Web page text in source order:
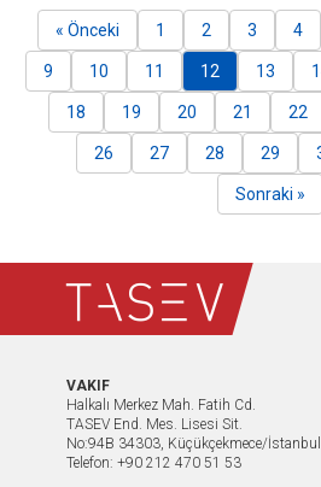
« Önceki 1 2 3 4
9 10 11 12 13
18 19 20 21 22
26 27 28 29
Sonraki »
VAKIF
Halkalı Merkez Mah. Fatih Cd.
TASEV End. Mes. Lisesi Sit.
No:94B 34303, Küçükçekmece/İstanbul
Telefon: +90 212 470 51 53